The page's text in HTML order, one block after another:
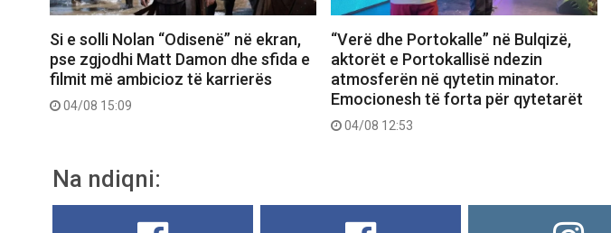
Si e solli Nolan “Odisenë” në ekran,
pse zgjodhi Matt Damon dhe sfida e
filmit më ambicioz të karrierës
04/08 15:09
“Verë dhe Portokalle” në Bulqizë,
aktorët e Portokallisë ndezin
atmosferën në qytetin minator.
Emocionesh të forta për qytetarët
04/08 12:53
Na ndiqni: